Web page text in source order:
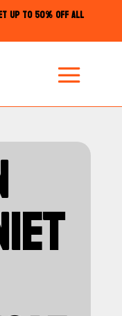
UP TO 50% OFF ALL